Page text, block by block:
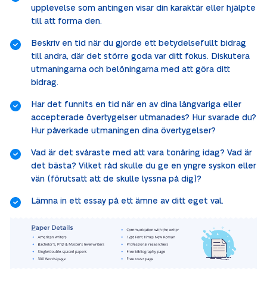
upplevelse som antingen visar din karaktär eller hjälpte
till att forma den.
Beskriv en tid när du gjorde ett betydelsefullt bidrag
till andra, där det större goda var ditt fokus. Diskutera
utmaningarna och belöningarna med att göra ditt
bidrag.
Har det funnits en tid när en av dina långvariga eller
accepterade övertygelser utmanades? Hur svarade du?
Hur påverkade utmaningen dina övertygelser?
Vad är det svåraste med att vara tonåring idag? Vad är
det bästa? Vilket råd skulle du ge en yngre syskon eller
vän (förutsatt att de skulle lyssna på dig)?
Lämna in ett essay på ett ämne av ditt eget val.